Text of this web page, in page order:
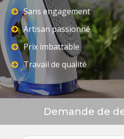
Sans engagement
Artisan passionné
Prix imbattable
Travail de qualité
Demande de